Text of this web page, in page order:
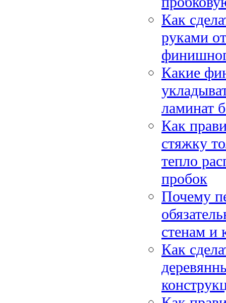
Как
руками
Какие
ламинат
Как
стяжку
тепло
пробок
Почему
стенам и
Как